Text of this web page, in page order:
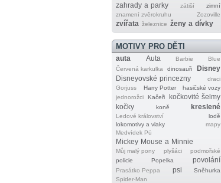
zahrady a parky zátiší
zimní
znamení zvěrokruhu
Zozoville
zvířata železnice ženy a dívky
MOTIVY PRO DĚTI
auta Auta Barbie
Blue
Červená karkulka
dinosauři
Disney
Disneyovské princezny
draci
Gorjuss
Harry Potter
hasičské vozy
jednorožci
Kačeři
kočkovité šelmy
kočky
koně kreslené
Ledové království
lodě
lokomotivy a vlaky
mapy
Medvídek Pú
Mickey Mouse a Minnie
Můj malý pony plyšáci
podmořské
policie
Popelka povolání
Prasátko Peppa psi
Sněhurka
Spider‐Man